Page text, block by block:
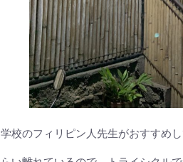
学校のフィリピン人先生がおすすめ